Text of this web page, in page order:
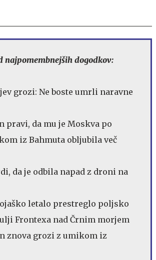
najpomembnejših dogodkov:
grozi: Ne boste umrli naravne
pravi, da mu je Moskva po
iz Bahmuta obljubila več
da je odbila napad z droni na
letalo prestreglo poljsko
Frontexa nad Črnim morjem
znova grozi z umikom iz